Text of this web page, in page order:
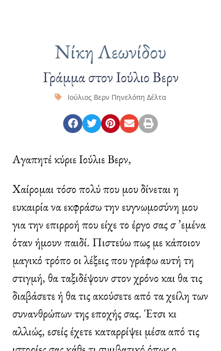
Νίκη Λεωνίδου
Γράμμα στον Ιούλιο Βερν
Ιούλιος Βερν Πηνελόπη Δέλτα
Αγαπητέ κύριε Ιούλιε Βερν,
Χαίρομαι τόσο πολύ που μου δίνεται η
ευκαιρία να εκφράσω την ευγνωμοσύνη μου
για την επιρροή που είχε το έργο σας σ ’εμένα
όταν ήμουν παιδί. Πιστεύω πως με κάποιον
μαγικό τρόπο οι λέξεις που γράφω αυτή τη
στιγμή, θα ταξιδέψουν στον χρόνο και θα τις
διαβάσετε ή θα τις ακούσετε από τα χείλη των
συνανθρώπων της εποχής σας. Έτσι κι
αλλιώς, εσείς έχετε καταρρίψει μέσα από τις